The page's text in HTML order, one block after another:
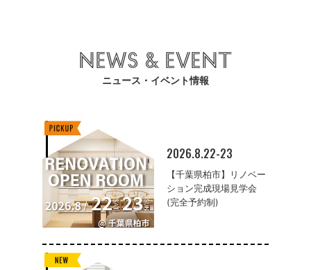
NEWS & EVENT
ニュース・イベント情報
2026.8.22-23
【千葉県柏市】リノベー
ション完成現場見学会
(完全予約制)